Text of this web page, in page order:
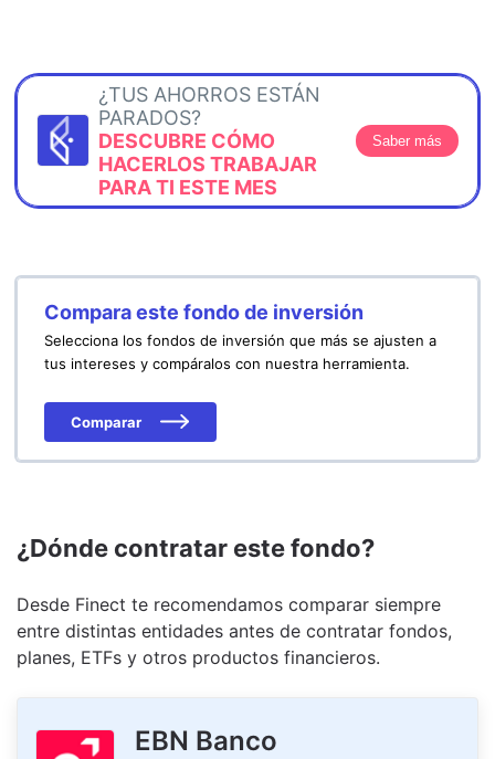
¿TUS AHORROS ESTÁN
PARADOS?
DESCUBRE CÓMO
HACERLOS TRABAJAR
PARA TI ESTE MES
Saber más
Compara este fondo de inversión
Selecciona los fondos de inversión que más se ajusten a
tus intereses y compáralos con nuestra herramienta.
Comparar
¿Dónde contratar este fondo?
Desde Finect te recomendamos comparar siempre
entre distintas entidades antes de contratar fondos,
planes, ETFs y otros productos financieros.
EBN Banco